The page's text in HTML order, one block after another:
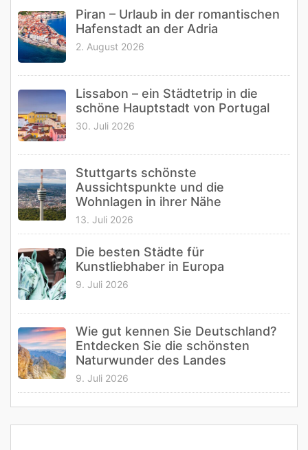
Piran – Urlaub in der romantischen
Hafenstadt an der Adria
2. August 2026
Lissabon – ein Städtetrip in die
schöne Hauptstadt von Portugal
30. Juli 2026
Stuttgarts schönste
Aussichtspunkte und die
Wohnlagen in ihrer Nähe
13. Juli 2026
Die besten Städte für
Kunstliebhaber in Europa
9. Juli 2026
Wie gut kennen Sie Deutschland?
Entdecken Sie die schönsten
Naturwunder des Landes
9. Juli 2026